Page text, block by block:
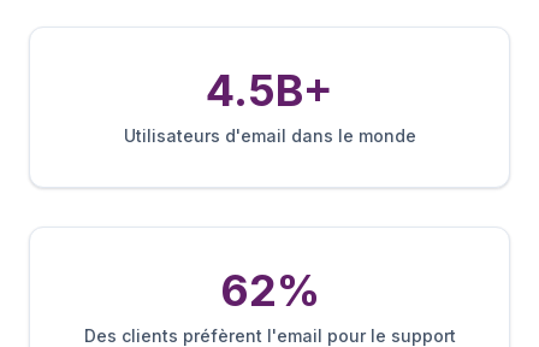
4.5B+
Utilisateurs d'email dans le monde
62%
Des clients préfèrent l'email pour le support